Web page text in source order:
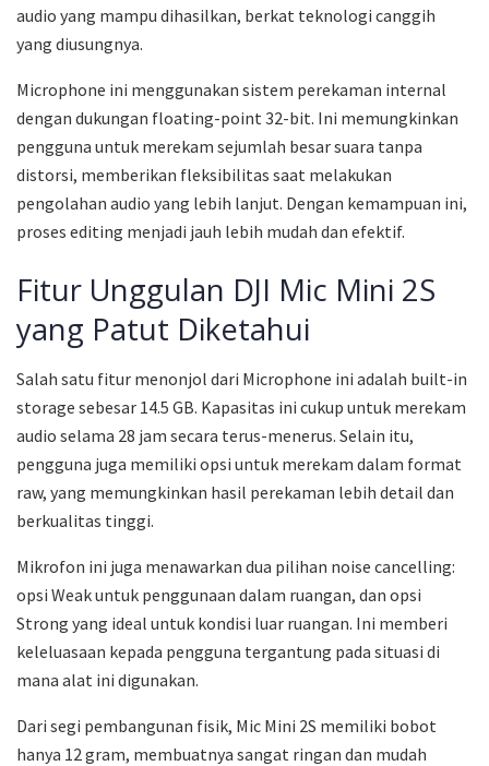
audio yang mampu dihasilkan, berkat teknologi canggih
yang diusungnya.
Microphone ini menggunakan sistem perekaman internal
dengan dukungan floating-point 32-bit. Ini memungkinkan
pengguna untuk merekam sejumlah besar suara tanpa
distorsi, memberikan fleksibilitas saat melakukan
pengolahan audio yang lebih lanjut. Dengan kemampuan ini,
proses editing menjadi jauh lebih mudah dan efektif.
Fitur Unggulan DJI Mic Mini 2S
yang Patut Diketahui
Salah satu fitur menonjol dari Microphone ini adalah built-in
storage sebesar 14.5 GB. Kapasitas ini cukup untuk merekam
audio selama 28 jam secara terus-menerus. Selain itu,
pengguna juga memiliki opsi untuk merekam dalam format
raw, yang memungkinkan hasil perekaman lebih detail dan
berkualitas tinggi.
Mikrofon ini juga menawarkan dua pilihan noise cancelling:
opsi Weak untuk penggunaan dalam ruangan, dan opsi
Strong yang ideal untuk kondisi luar ruangan. Ini memberi
keleluasaan kepada pengguna tergantung pada situasi di
mana alat ini digunakan.
Dari segi pembangunan fisik, Mic Mini 2S memiliki bobot
hanya 12 gram, membuatnya sangat ringan dan mudah